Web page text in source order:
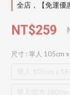
全店，【免運優
NT$259
尺寸 : 單人 105cm